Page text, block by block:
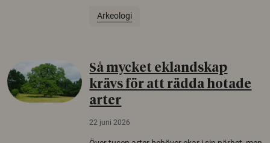
Arkeologi
Så mycket eklandskap
krävs för att rädda hotade
arter
22 juni 2026